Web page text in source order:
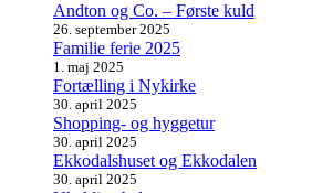
Andton og Co. – Første kuld
26. september 2025
Familie ferie 2025
1. maj 2025
Fortælling i Nykirke
30. april 2025
Shopping- og hyggetur
30. april 2025
Ekkodalshuset og Ekkodalen
30. april 2025